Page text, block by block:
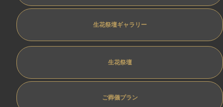
生花祭壇ギャラリー
生花祭壇
ご葬儀プラン